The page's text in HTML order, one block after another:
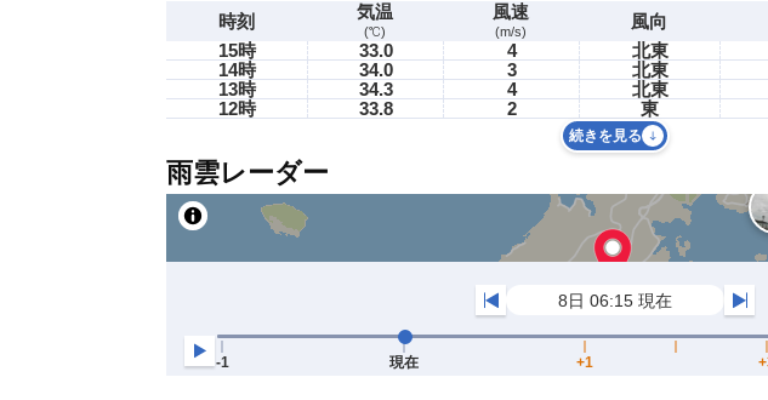
時刻 気温
(℃)
風速
(m/s) 風向
15時 33.0 4 北東
14時
34.0 3 北東
13時
34.3 4 北東
12時
33.8 2 東
続きを見る
雨雲レーダー